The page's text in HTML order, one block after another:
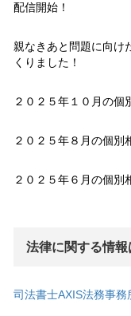
配信開始！
親なきあと問題に向け
くりました！
２０２５年１０月の個
２０２５年８月の個別
２０２５年６月の個別
法律に関する情報
司法書士AXIS法務事務